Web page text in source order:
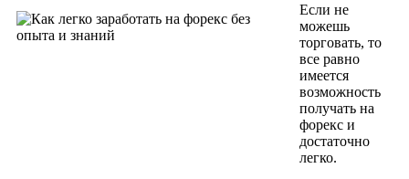
Если не
можешь
торговать, то
все равно
имеется
возможность
получать на
форекс и
достаточно
легко.